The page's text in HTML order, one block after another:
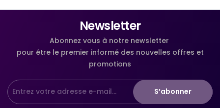
Newsletter
Abonnez vous à notre newsletter
pour être le premier informé des nouvelles offres et
promotions
S’abonner